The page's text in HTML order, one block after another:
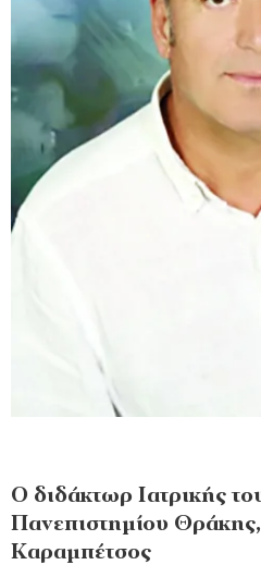
Ο διδάκτωρ Ιατρικής
Πανεπιστημίου
Καραμπέτσος